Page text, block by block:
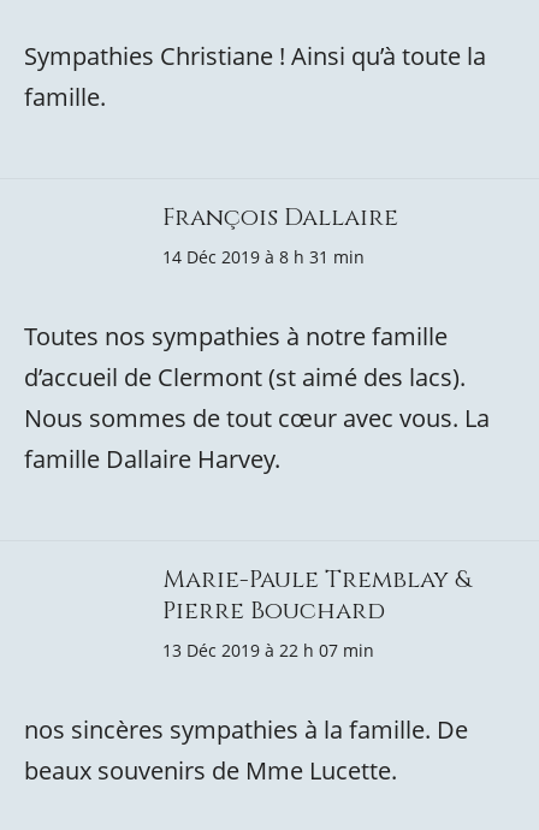
Sympathies Christiane ! Ainsi qu’à toute la
famille.
François Dallaire
14 Déc 2019 à 8 h 31 min
Toutes nos sympathies à notre famille
d’accueil de Clermont (st aimé des lacs).
Nous sommes de tout cœur avec vous. La
famille Dallaire Harvey.
Marie-Paule Tremblay &
Pierre Bouchard
13 Déc 2019 à 22 h 07 min
nos sincères sympathies à la famille. De
beaux souvenirs de Mme Lucette.